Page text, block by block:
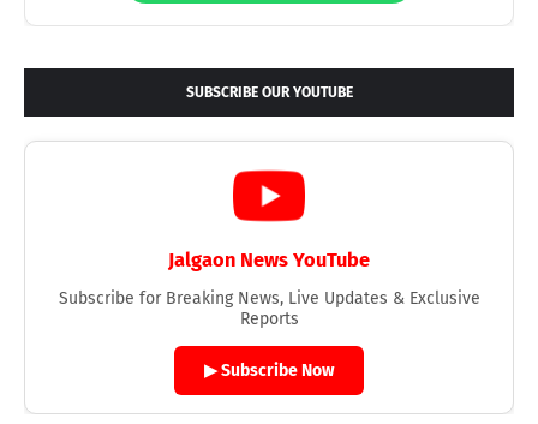
SUBSCRIBE OUR YOUTUBE
Jalgaon News YouTube
Subscribe for Breaking News, Live Updates & Exclusive
Reports
▶ Subscribe Now